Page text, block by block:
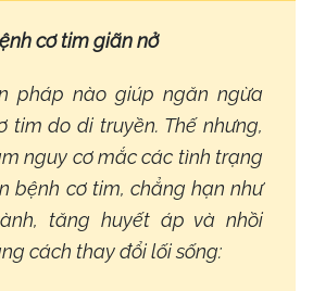
cơ tim giãn nở
pháp nào giúp ngăn ngừa
tim do di truyền. Thế nhưng,
nguy cơ mắc các tình trạng
bệnh cơ tim, chẳng hạn như
tăng huyết áp và nhồi
cách thay đổi lối sống: